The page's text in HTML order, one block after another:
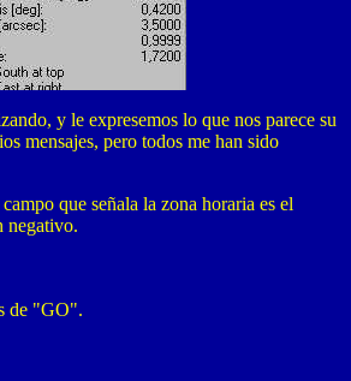
y le expresemos lo que nos parece su
mensajes, pero todos me han sido
que señala la zona horaria es el
negativo.
de "GO".